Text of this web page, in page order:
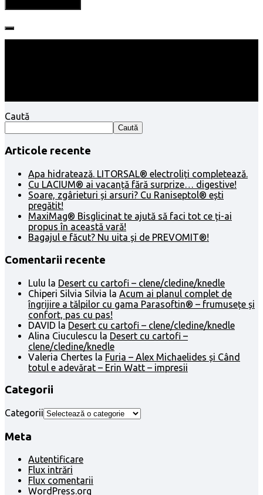
Caută
Caută
Articole recente
Apa hidratează. LITORSAL® electroliți completează.
Cu LACIUM® ai vacanță fără surprize… digestive!
Soare, zgârieturi și arsuri? Cu Raniseptol® ești
pregătit!
MaxiMag® Bisglicinat te ajută să faci tot ce ți-ai
propus în această vară!
Bagajul e făcut? Nu uita și de PREVOMIT®!
Comentarii recente
Lulu la Desert cu cartofi – clene/cledine/knedle
Chiperi Silvia Silvia la Acum ai planul complet de
îngrijire a tălpilor cu gama Parasoftin® – frumusețe și
confort, pas cu pas!
DAVID la Desert cu cartofi – clene/cledine/knedle
Alina Ciuculescu la Desert cu cartofi –
clene/cledine/knedle
Valeria Chertes la Furia – Alex Michaelides și Când
totul e adevărat – Erin Watt – impresii
Categorii
Categorii
Meta
Autentificare
Flux intrări
Flux comentarii
WordPress.org